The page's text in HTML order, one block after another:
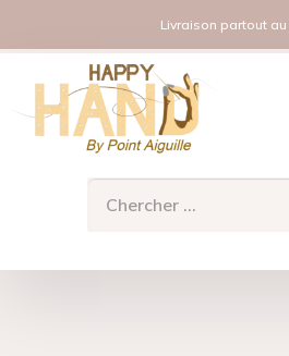
Livraison partout au